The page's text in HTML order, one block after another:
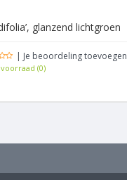
glanzend lichtgroen
| Je beoordeling toevoegen
(0)